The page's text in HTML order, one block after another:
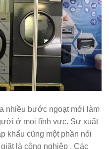
nhiều bước ngoạt mới làm
ở mọi lĩnh vực. Sự xuất
khẩu cũng một phần nói
là công nghiệp . Các